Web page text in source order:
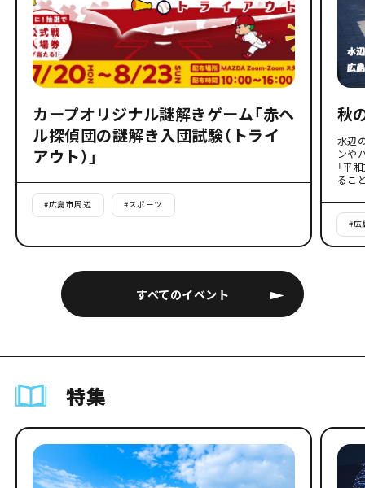
すべてのイベント
カープオリジナル謎解きゲーム「赤ヘ
ル探偵団の謎解き入団試験（トライ
アウト）」
#広島市周辺 #スポーツ
秋
水辺
ンや
「平
るこ
#広
特集